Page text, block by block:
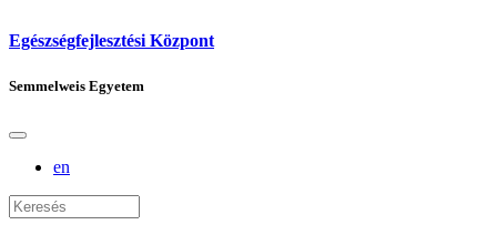
Egészségfejlesztési Központ
Semmelweis Egyetem
en